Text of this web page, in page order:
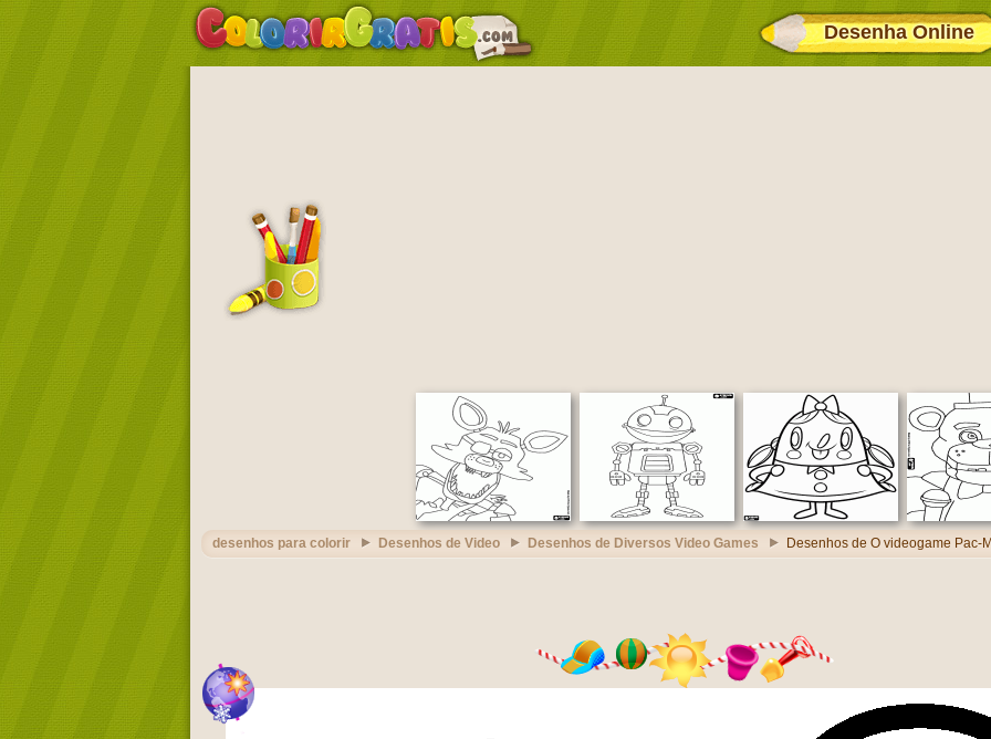
Desenha Online
desenhos para colorir Desenhos de Video Desenhos de Diversos Video Games Desenhos de O videogame Pac-